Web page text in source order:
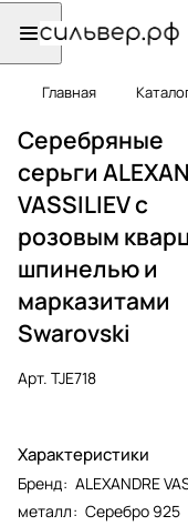
Главная
Серебряные
серьги
VASSILIEV с
розовым
шпинелью и
марказитами
Swarovski
Арт. TJE718
Характеристики
Бренд: ALEXANDRE
металл: Серебро 925